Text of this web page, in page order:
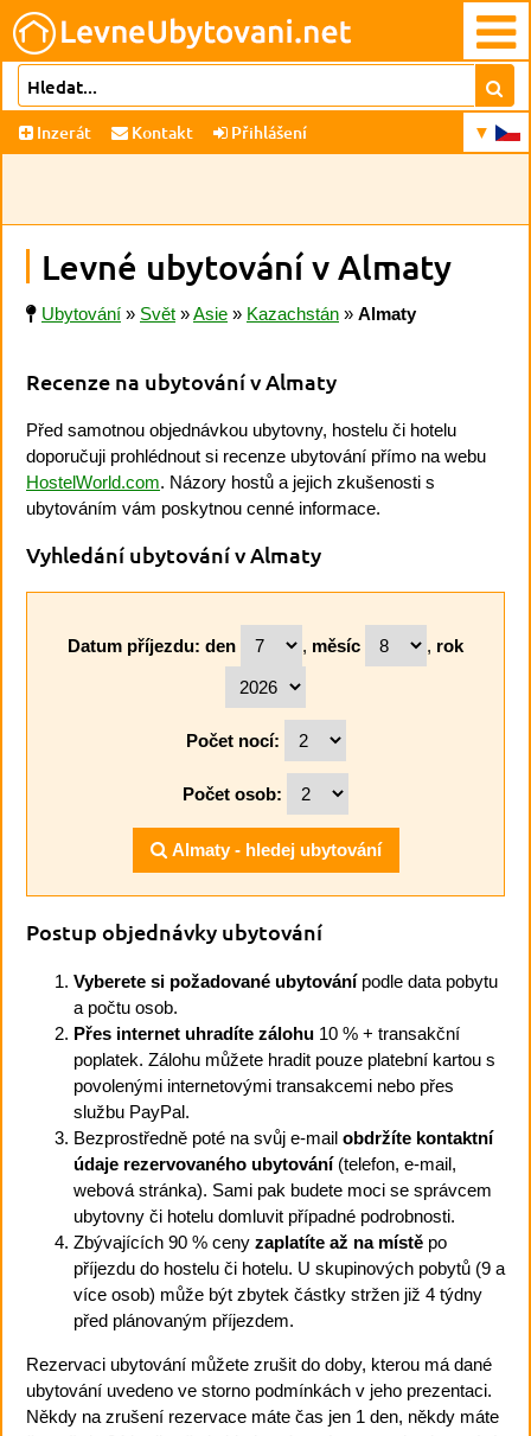
Inzerát Kontakt Přihlášení
Levné ubytování v Almaty
Ubytování » Svět »Asie » Kazachstán » Almaty
Recenze na ubytování v Almaty
Před samotnou objednávkou ubytovny, hostelu či hotelu
doporučuji prohlédnout si recenze ubytování přímo na webu
HostelWorld.com. Názory hostů a jejich zkušenosti s
ubytováním vám poskytnou cenné informace.
Vyhledání ubytování v Almaty
Datum příjezdu: den , měsíc , rok
Počet nocí:
Počet osob:
Almaty - hledej ubytování
Postup objednávky ubytování
Vyberete si požadované ubytovánípodle data pobytu
a počtu osob.
Přes internet uhradíte zálohu 10 % + transakční
poplatek. Zálohu můžete hradit pouze platební kartou s
povolenými internetovými transakcemi nebo přes
službu PayPal.
Bezprostředně poté na svůj e-mail obdržíte kontaktní
údaje rezervovaného ubytování(telefon, e-mail,
webová stránka). Sami pak budete moci se správcem
ubytovny či hotelu domluvit případné podrobnosti.
Zbývajících 90 % ceny zaplatíte až na místě po
příjezdu do hostelu či hotelu. U skupinových pobytů (9 a
více osob) může být zbytek částky stržen již 4 týdny
před plánovaným příjezdem.
Rezervaci ubytování můžete zrušit do doby, kterou má dané
ubytování uvedeno ve storno podmínkách v jeho prezentaci.
Někdy na zrušení rezervace máte čas jen 1 den, někdy máte